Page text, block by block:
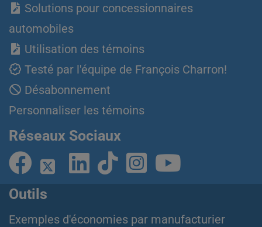
Solutions pour concessionnaires
automobiles
Utilisation des témoins
Testé par l'équipe de François Charron!
Désabonnement
Personnaliser les témoins
Réseaux Sociaux
Outils
Exemples d'économies par manufacturier